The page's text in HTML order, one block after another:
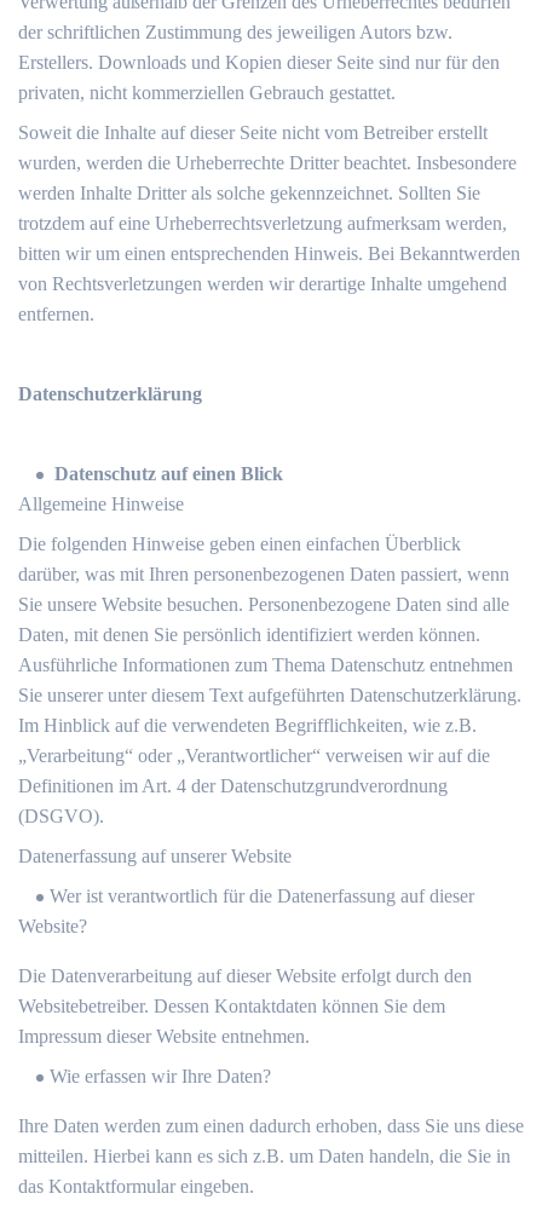
der schriftlichen Zustimmung des jeweiligen Autors bzw.
Erstellers. Downloads und Kopien dieser Seite sind nur für den
privaten, nicht kommerziellen Gebrauch gestattet.
Soweit die Inhalte auf dieser Seite nicht vom Betreiber erstellt
wurden, werden die Urheberrechte Dritter beachtet. Insbesondere
werden Inhalte Dritter als solche gekennzeichnet. Sollten Sie
trotzdem auf eine Urheberrechtsverletzung aufmerksam werden,
bitten wir um einen entsprechenden Hinweis. Bei Bekanntwerden
von Rechtsverletzungen werden wir derartige Inhalte umgehend
entfernen.
Datenschutzerklärung
Datenschutz auf einen Blick
Allgemeine Hinweise
Die folgenden Hinweise geben einen einfachen Überblick
darüber, was mit Ihren personenbezogenen Daten passiert, wenn
Sie unsere Website besuchen. Personenbezogene Daten sind alle
Daten, mit denen Sie persönlich identifiziert werden können.
Ausführliche Informationen zum Thema Datenschutz entnehmen
Sie unserer unter diesem Text aufgeführten Datenschutzerklärung.
Im Hinblick auf die verwendeten Begrifflichkeiten, wie z.B.
„Verarbeitung“ oder „Verantwortlicher“ verweisen wir auf die
Definitionen im Art. 4 der Datenschutzgrundverordnung
(DSGVO).
Datenerfassung auf unserer Website
Wer ist verantwortlich für die Datenerfassung auf dieser
Website?
Die Datenverarbeitung auf dieser Website erfolgt durch den
Websitebetreiber. Dessen Kontaktdaten können Sie dem
Impressum dieser Website entnehmen.
Wie erfassen wir Ihre Daten?
Ihre Daten werden zum einen dadurch erhoben, dass Sie uns diese
mitteilen. Hierbei kann es sich z.B. um Daten handeln, die Sie in
das Kontaktformular eingeben.